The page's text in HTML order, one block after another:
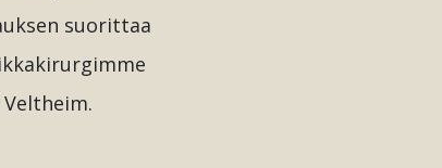
suorittaa
Veltheim.